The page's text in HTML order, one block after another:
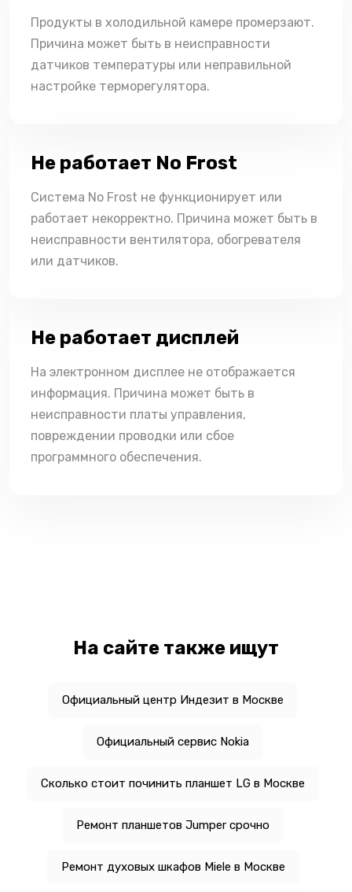
Продукты в холодильной камере промерзают.
Причина может быть в неисправности
датчиков температуры или неправильной
настройке терморегулятора.
Не работает No Frost
Система No Frost не функционирует или
работает некорректно. Причина может быть в
неисправности вентилятора, обогревателя
или датчиков.
Не работает дисплей
На электронном дисплее не отображается
информация. Причина может быть в
неисправности платы управления,
повреждении проводки или сбое
программного обеспечения.
На сайте также ищут
Официальный центр Индезит в Москве
Официальный сервис Nokia
Сколько стоит починить планшет LG в Москве
Ремонт планшетов Jumper срочно
Ремонт духовых шкафов Miele в Москве